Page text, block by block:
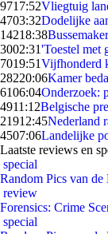
9717:52Vliegtuig
4703:32Dodelijke
14218:38
3002:31'Toestel met
7019:51Vijfhonderd
28220:06Kamer
6106:04Onderzoek:
4911:12Belgische
21912:45Nederland
4507:06Landelijke
Laatste reviews en
special
Random Pics van de
review
Forensics: Crime
special